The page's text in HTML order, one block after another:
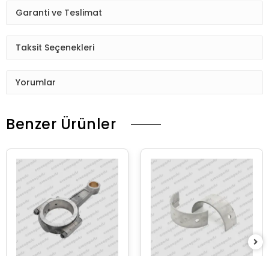
Garanti ve Teslimat
Taksit Seçenekleri
Yorumlar
Benzer Ürünler